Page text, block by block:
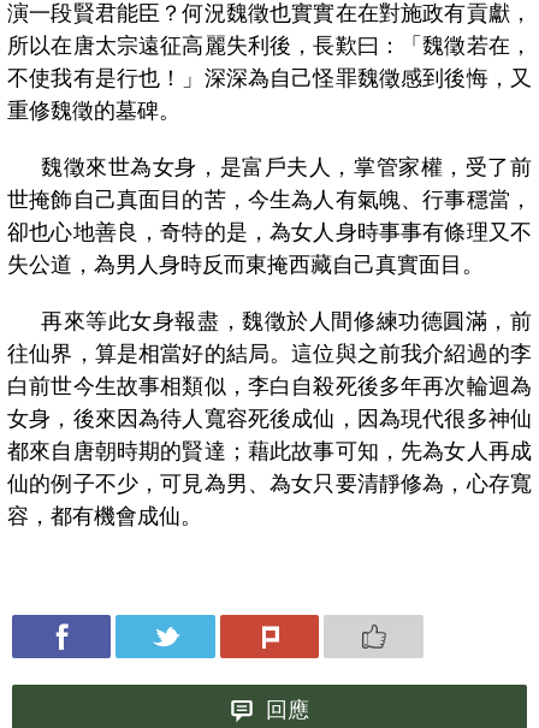
演一段賢君能臣？何況魏徵也實實在在對施政有貢獻，
所以在唐太宗遠征高麗失利後，長歎曰：「魏徵若在，
不使我有是行也！」深深為自己怪罪魏徵感到後悔，又
重修魏徵的墓碑。
魏徵來世為女身，是富戶夫人，掌管家權，受了前
世掩飾自己真面目的苦，今生為人有氣魄、行事穩當，
卻也心地善良，奇特的是，為女人身時事事有條理又不
失公道，為男人身時反而東掩西藏自己真實面目。
再來等此女身報盡，魏徵於人間修練功德圓滿，前
往仙界，算是相當好的結局。這位與之前我介紹過的李
白前世今生故事相類似，李白自殺死後多年再次輪迴為
女身，後來因為待人寬容死後成仙，因為現代很多神仙
都來自唐朝時期的賢達；藉此故事可知，先為女人再成
仙的例子不少，可見為男、為女只要清靜修為，心存寬
容，都有機會成仙。
回應